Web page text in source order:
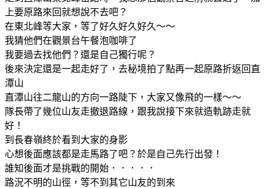
上要原路來回就想說不去吧？
在東北峰等大家，等了好久好久好久～～
我猜他們在觀景台午餐泡咖啡了
我要過去找他們？還是自己獨行呢？
後來決定還是一起走好了，去秘境拍了點再一起原路折返回直
潭山
直潭山往二龍山的方向一路陡下，大家又像飛的一樣～～
隊長帶了幾位山友走撤退路線，跟我說接下來就造軌跡走就
好！
到長春嶺終於看到大家的身影
心想後面應該都是走馬路了吧？於是自己先行出發！
誰知後面才是挑戰的開始．．．．．
路況不明的山徑，等不到其它山友的到來